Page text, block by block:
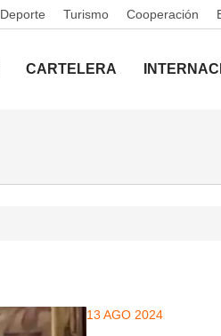
Deporte Turismo Cooperación
CARTELERA
13 AGO 2024